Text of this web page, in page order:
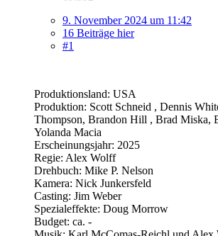
9. November 2024 um 11:42
16 Beiträge hier
#1
Produktionsland: USA
Produktion: Scott Schneid , Dennis
Thompson, Brandon Hill , Brad Miska,
Yolanda Macia
Erscheinungsjahr: 2025
Regie: Alex Wolff
Drehbuch: Mike P. Nelson
Kamera: Nick Junkersfeld
Casting: Jim Weber
Spezialeffekte: Doug Morrow
Budget: ca. -